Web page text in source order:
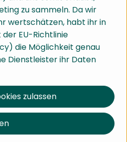
Schweine- und Rindfleisch
zu sammeln. Da wir
wertschätzen, habt ihr in
EU-Richtlinie
die Möglichkeit genau
Dienstleister ihr Daten
zulassen